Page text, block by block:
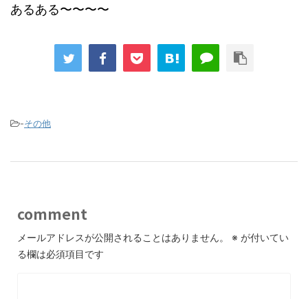
あるある〜〜〜〜
-その他
comment
メールアドレスが公開されることはありません。 ※ が付いてい
る欄は必須項目です